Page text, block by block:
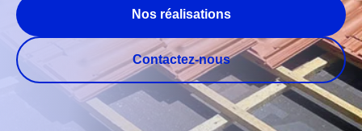
Nos réalisations
Contactez-nous